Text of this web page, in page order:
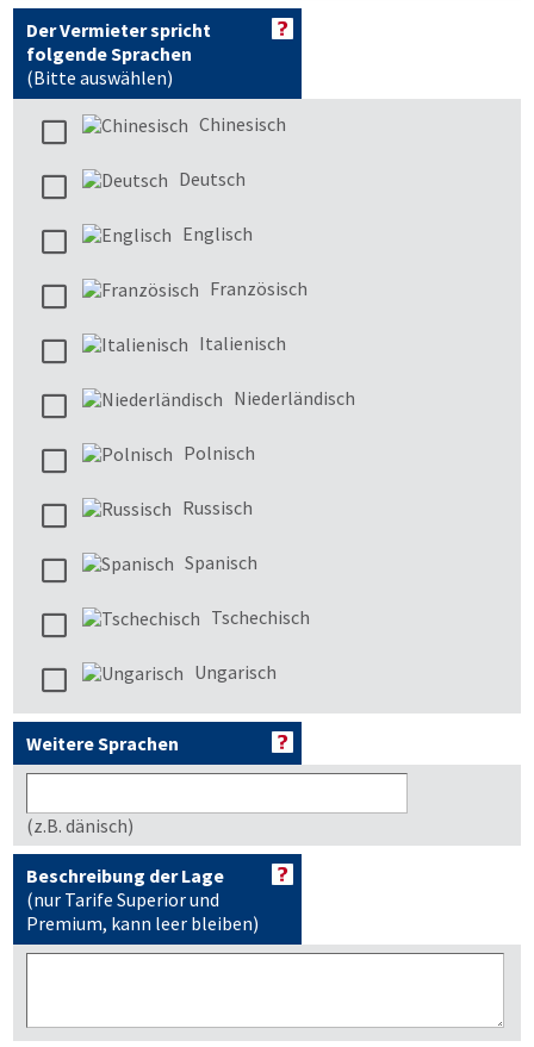
Der Vermieter spricht
folgende Sprachen
(Bitte auswählen)
Chinesisch
Deutsch
Englisch
Französisch
Italienisch
Niederländisch
Polnisch
Russisch
Spanisch
Tschechisch
Ungarisch
Weitere Sprachen
(z.B. dänisch)
Beschreibung der Lage
(nur Tarife Superior und
Premium, kann leer bleiben)